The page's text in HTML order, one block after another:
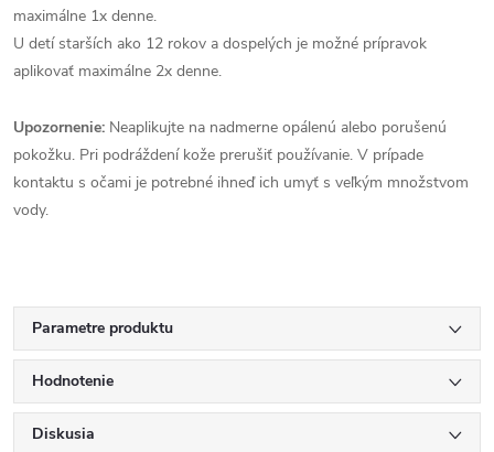
maximálne 1x denne.
U detí starších ako 12 rokov a dospelých je možné prípravok
aplikovať maximálne 2x denne.
Upozornenie: Neaplikujte na nadmerne opálenú alebo porušenú
pokožku. Pri podráždení kože prerušiť používanie. V prípade
kontaktu s očami je potrebné ihneď ich umyť s veľkým množstvom
vody.
Parametre produktu
Hodnotenie
Diskusia